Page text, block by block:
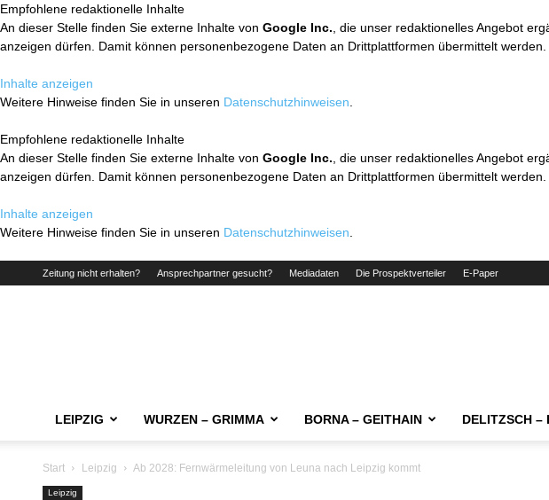
Empfohlene redaktionelle Inhalte
An dieser Stelle finden Sie externe Inhalte von Google Inc. , die unser redaktionelles Angebot
anzeigen dürfen. Damit können personenbezogene Daten an Drittplattformen übermittelt werden.
Inhalte anzeigen
Weitere Hinweise finden Sie in unseren Datenschutzhinweisen
Empfohlene redaktionelle Inhalte
An dieser Stelle finden Sie externe Inhalte von Google Inc. , die unser redaktionelles Angebot
anzeigen dürfen. Damit können personenbezogene Daten an Drittplattformen übermittelt werden.
Inhalte anzeigen
Weitere Hinweise finden Sie in unseren Datenschutzhinweisen
Zeitung nicht erhalten? Ansprechpartner gesucht? Mediadaten Die Prospektverteiler E-Paper
LEIPZIG WURZEN – GRIMMA BORNA – GEITHAIN DELITZSCH –
Start Leipzig Ab 2028: Fernwärmeleitung von Leuna nach Leipzig kommt
Leipzig